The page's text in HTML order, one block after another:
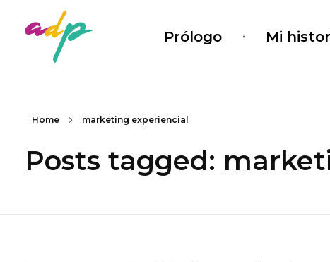
Prólogo Mi
Home marketing experiencial
Posts tagged: